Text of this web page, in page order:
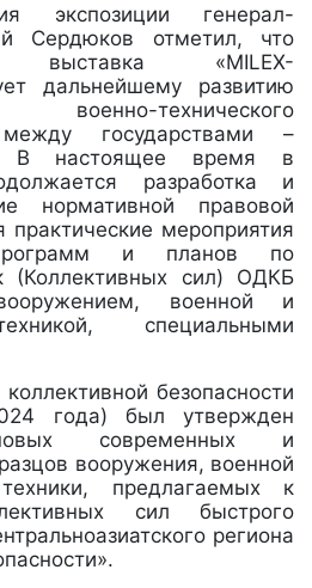
экспозиции генерал-
Сердюков отметил, что
выставка «MILEX-
дальнейшему развитию
технического
между государствами –
В настоящее время в
разработка и
нормативной правовой
практические мероприятия
и планов по
(Коллективных сил) ОДКБ
военной и
специальными
безопасности
года) был утвержден
современных и
вооружения, военной
предлагаемых к
сил быстрого
региона